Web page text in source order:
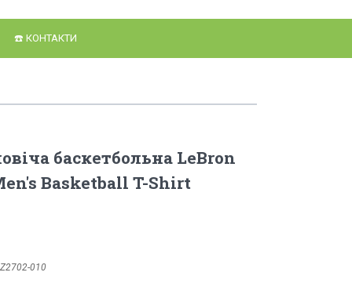
☎️ КОНТАКТИ
баскетбольна LeBron
Basketball T-Shirt
010